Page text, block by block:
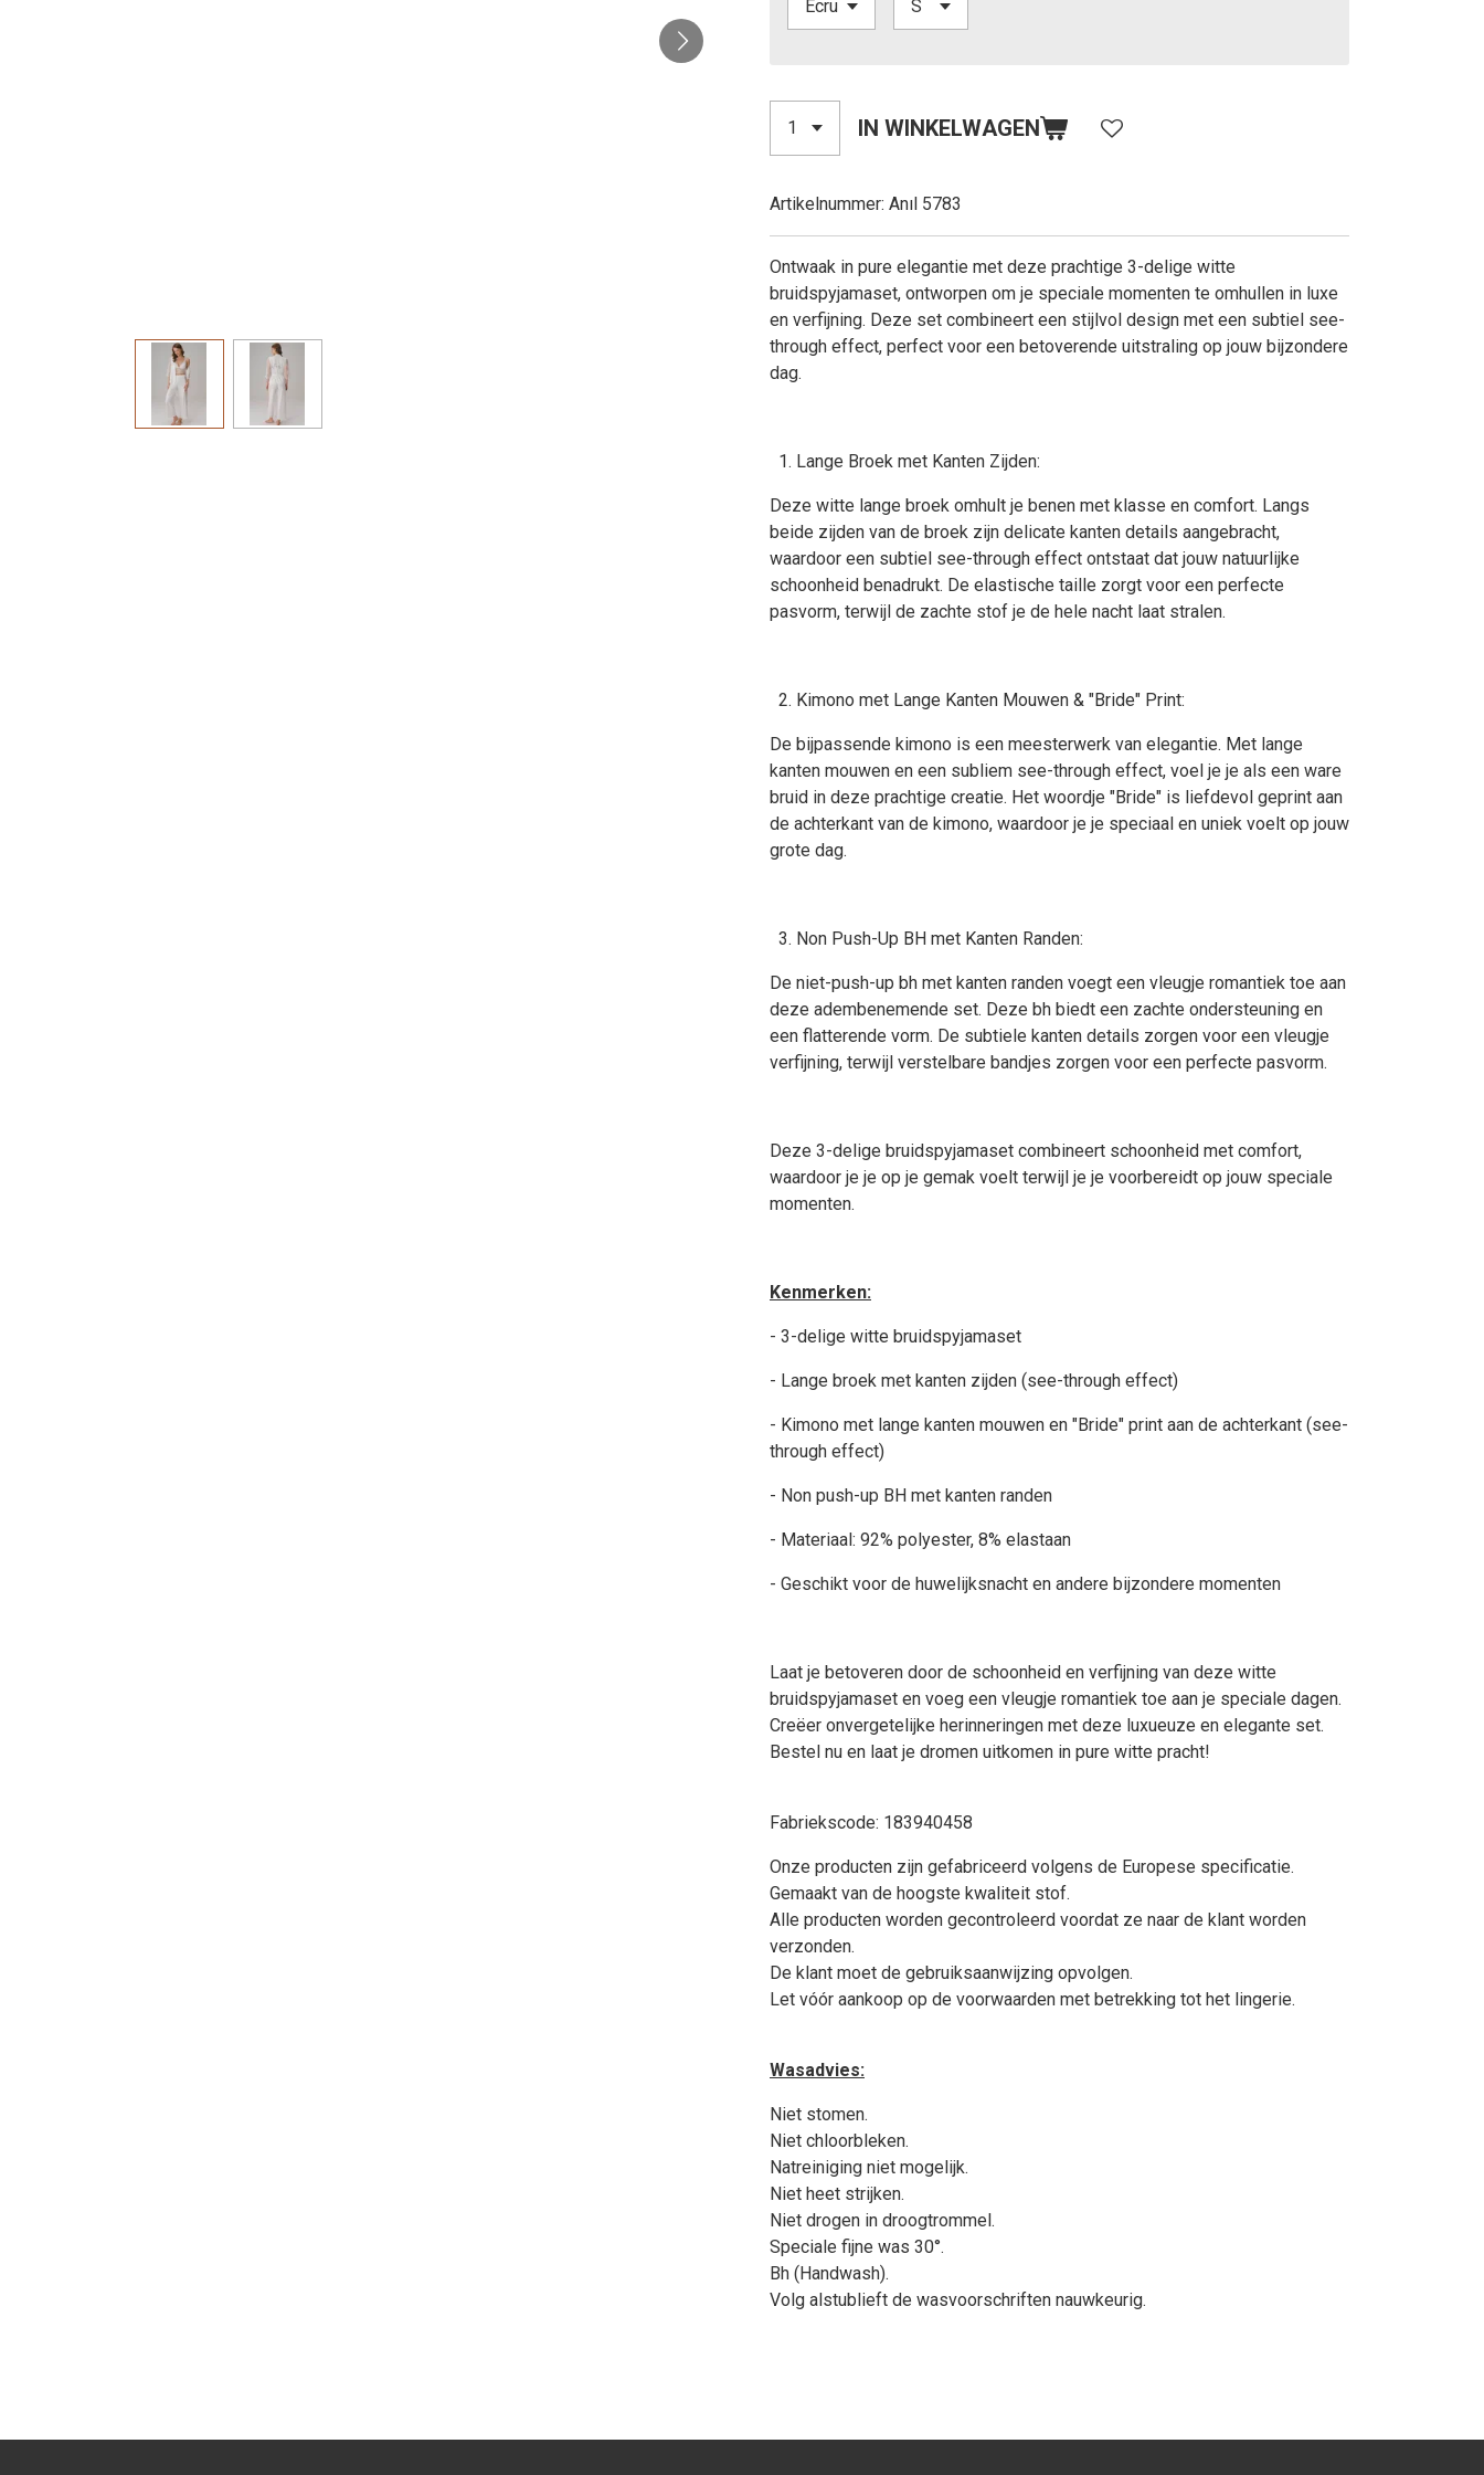
IN WINKELWAGEN
Artikelnummer: Anıl 5783
Ontwaak in pure elegantie met deze prachtige 3-delige witte
bruidspyjamaset, ontworpen om je speciale momenten te omhullen in luxe
en verfijning. Deze set combineert een stijlvol design met een subtiel see-
through effect, perfect voor een betoverende uitstraling op jouw bijzondere
dag.
Lange Broek met Kanten Zijden:
Deze witte lange broek omhult je benen met klasse en comfort. Langs
beide zijden van de broek zijn delicate kanten details aangebracht,
waardoor een subtiel see-through effect ontstaat dat jouw natuurlijke
schoonheid benadrukt. De elastische taille zorgt voor een perfecte
pasvorm, terwijl de zachte stof je de hele nacht laat stralen.
Kimono met Lange Kanten Mouwen & "Bride" Print:
De bijpassende kimono is een meesterwerk van elegantie. Met lange
kanten mouwen en een subliem see-through effect, voel je je als een ware
bruid in deze prachtige creatie. Het woordje "Bride" is liefdevol geprint aan
de achterkant van de kimono, waardoor je je speciaal en uniek voelt op jouw
grote dag.
Non Push-Up BH met Kanten Randen:
De niet-push-up bh met kanten randen voegt een vleugje romantiek toe aan
deze adembenemende set. Deze bh biedt een zachte ondersteuning en
een flatterende vorm. De subtiele kanten details zorgen voor een vleugje
verfijning, terwijl verstelbare bandjes zorgen voor een perfecte pasvorm.
Deze 3-delige bruidspyjamaset combineert schoonheid met comfort,
waardoor je je op je gemak voelt terwijl je je voorbereidt op jouw speciale
momenten.
Kenmerken:
- 3-delige witte bruidspyjamaset
- Lange broek met kanten zijden (see-through effect)
- Kimono met lange kanten mouwen en "Bride" print aan de achterkant (see-
through effect)
- Non push-up BH met kanten randen
- Materiaal: 92% polyester, 8% elastaan
- Geschikt voor de huwelijksnacht en andere bijzondere momenten
Laat je betoveren door de schoonheid en verfijning van deze witte
bruidspyjamaset en voeg een vleugje romantiek toe aan je speciale dagen.
Creëer onvergetelijke herinneringen met deze luxueuze en elegante set.
Bestel nu en laat je dromen uitkomen in pure witte pracht!
Fabriekscode: 183940458
Onze producten zijn gefabriceerd volgens de Europese specificatie.
Gemaakt van de hoogste kwaliteit stof.
Alle producten worden gecontroleerd voordat ze naar de klant worden
verzonden.
De klant moet de gebruiksaanwijzing opvolgen.
Let vóór aankoop op de voorwaarden met betrekking tot het lingerie.
Wasadvies:
Niet stomen.
Niet chloorbleken.
Natreiniging niet mogelijk.
Niet heet strijken.
Niet drogen in droogtrommel.
Speciale fijne was 30°.
Bh (Handwash).
Volg alstublieft de wasvoorschriften nauwkeurig.